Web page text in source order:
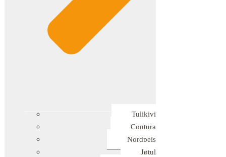
Tulikivi
Contura
Nordpeis
Jøtul